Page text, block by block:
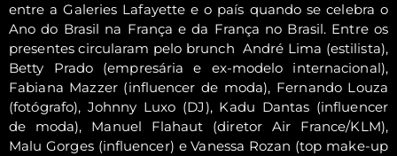
entre a Galeries Lafayette e o país quando se celebra o
Ano do Brasil na França e da França no Brasil. Entre os
presentes circularam pelo brunch André Lima (estilista),
Betty Prado (empresária e ex-modelo internacional),
Fabiana Mazzer (influencer de moda), Fernando Louza
(fotógrafo), Johnny Luxo (DJ), Kadu Dantas (influencer
de moda), Manuel Flahaut (diretor Air France/KLM),
Malu Gorges (influencer) e Vanessa Rozan (top make-up